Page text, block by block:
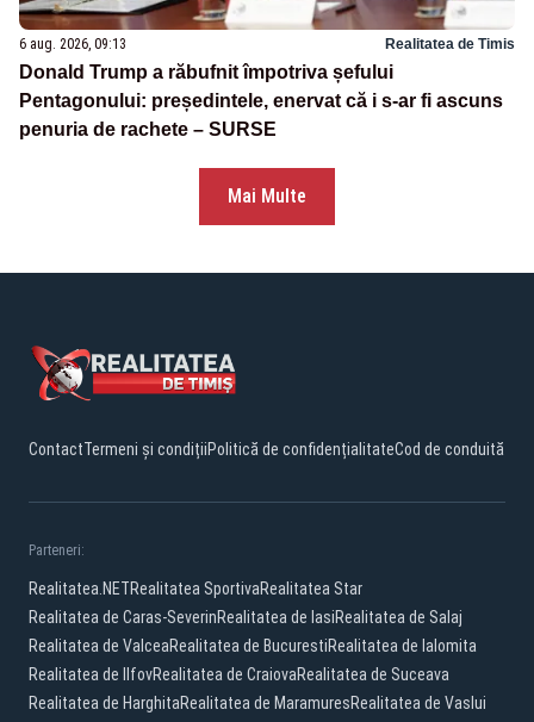
6 aug. 2026, 09:13 Realitatea de Timis
Donald Trump a răbufnit împotriva șefului
Pentagonului: președintele, enervat că i s-ar fi ascuns
penuria de rachete – SURSE
Mai Multe
ContactTermeni și condițiiPolitică de confidențialitateCod de conduită
Parteneri:
Realitatea.NETRealitatea SportivaRealitatea Star
Realitatea de Caras-SeverinRealitatea de IasiRealitatea de Salaj
Realitatea de ValceaRealitatea de BucurestiRealitatea de Ialomita
Realitatea de IlfovRealitatea de CraiovaRealitatea de Suceava
Realitatea de HarghitaRealitatea de MaramuresRealitatea de Vaslui